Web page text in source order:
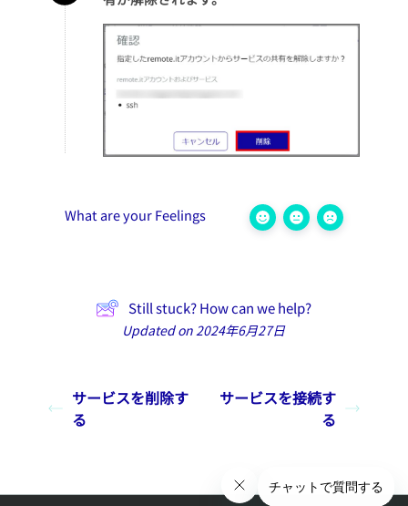
What are your Feelings
Still stuck? How can we help?
Updated on 2024年6月27日
サービスを削除す
る
サービスを接続す
る